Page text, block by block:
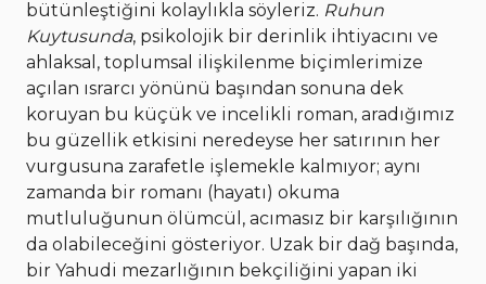
bütünleştiğini kolaylıkla söyleriz. Ruhun
Kuytusunda, psikolojik bir derinlik ihtiyacını ve
ahlaksal, toplumsal ilişkilenme biçimlerimize
açılan ısrarcı yönünü başından sonuna dek
koruyan bu küçük ve incelikli roman, aradığımız
bu güzellik etkisini neredeyse her satırının her
vurgusuna zarafetle işlemekle kalmıyor; aynı
zamanda bir romanı (hayatı) okuma
mutluluğunun ölümcül, acımasız bir karşılığının
da olabileceğini gösteriyor. Uzak bir dağ başında,
bir Yahudi mezarlığının bekçiliğini yapan iki